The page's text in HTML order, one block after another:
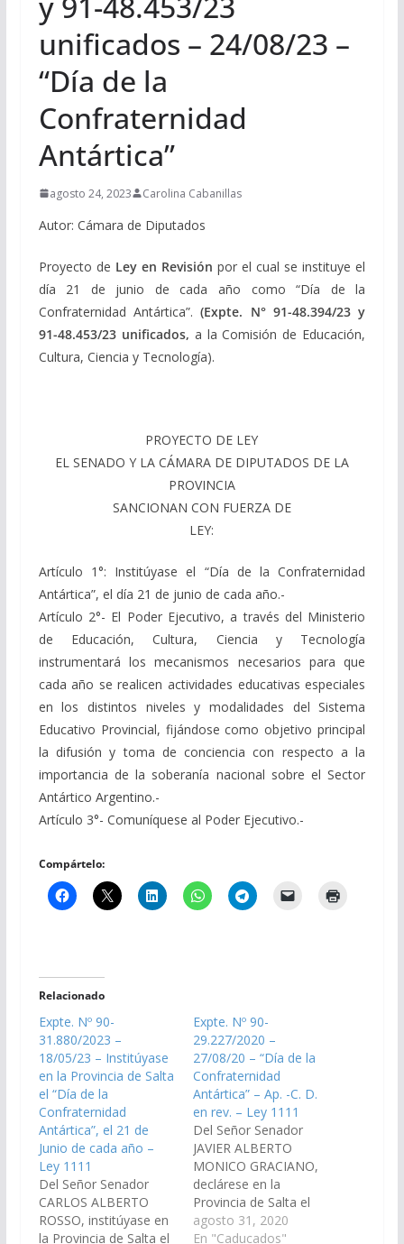
unificados – 24/08/23 –
“Día de la
Confraternidad
Antártica”
agosto 24, 2023 Carolina Cabanillas
Autor: Cámara de Diputados
Proyecto de Ley en Revisión por el cual se instituye el
día 21 de junio de cada año como “Día de la
Confraternidad Antártica”.(Expte. N° 91-48.394/23 y
91-48.453/23 unificados, a la Comisión de Educación,
Cultura, Ciencia y Tecnología).
PROYECTO DE LEY
EL SENADO Y LA CÁMARA DE DIPUTADOS DE LA
PROVINCIA
SANCIONAN CON FUERZA DE
LEY:
Artículo 1°: Institúyase el “Día de la Confraternidad
Antártica”, el día 21 de junio de cada año.-
Artículo 2°- El Poder Ejecutivo, a través del Ministerio
de Educación, Cultura, Ciencia y Tecnología
instrumentará los mecanismos necesarios para que
cada año se realicen actividades educativas especiales
en los distintos niveles y modalidades del Sistema
Educativo Provincial, fijándose como objetivo principal
la difusión y toma de conciencia con respecto a la
importancia de la soberanía nacional sobre el Sector
Antártico Argentino.-
Artículo 3°- Comuníquese al Poder Ejecutivo.-
Compártelo:
Relacionado
Expte. Nº 90-
31.880/2023 –
18/05/23 – Institúyase
en la Provincia de Salta
el “Día de la
Confraternidad
Antártica”, el 21 de
Junio de cada año –
Ley 1111
Del Señor Senador
CARLOS ALBERTO
ROSSO, institúyase en
la Provincia de Salta el
Expte. Nº 90-
29.227/2020 –
27/08/20 – “Día de la
Confraternidad
Antártica” – Ap. -C. D.
en rev. – Ley 1111
Del Señor Senador
JAVIER ALBERTO
MONICO GRACIANO,
declárese en la
Provincia de Salta el
"Día de la
Confraternidad
agosto 31, 2020
En "Caducados"